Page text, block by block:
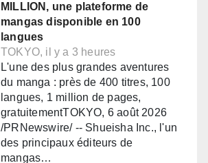
MILLION, une plateforme de
mangas disponible en 100
langues
TOKYO, il y a 3 heures
L'une des plus grandes aventures
du manga : près de 400 titres, 100
langues, 1 million de pages,
gratuitementTOKYO, 6 août 2026
/PRNewswire/ -- Shueisha Inc., l'un
des principaux éditeurs de
mangas…